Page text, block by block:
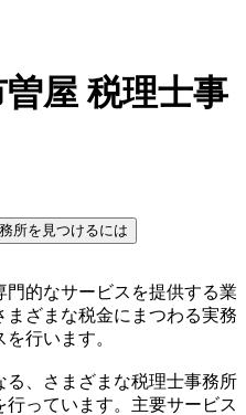
屋 税理士事
所を見つけるには
的なサービスを提供する業
ざまな税金にまつわる実務
行います。
る、さまざまな税理士事務所
っています。主要サービス